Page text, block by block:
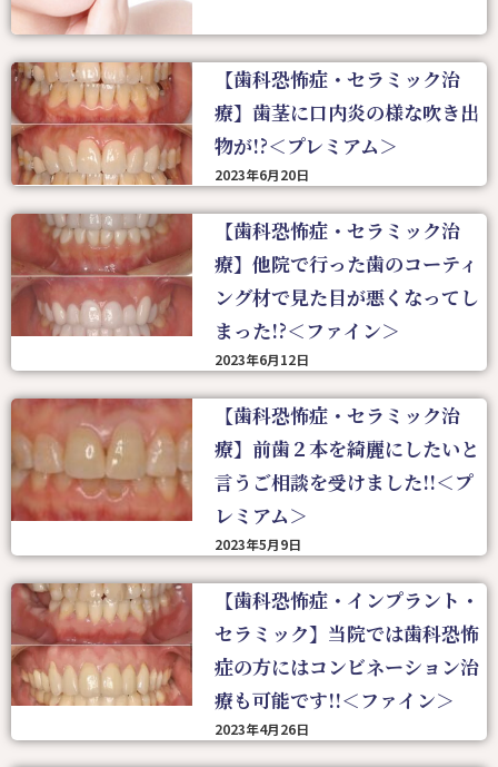
【歯科恐怖症・セラミック治
療】歯茎に口内炎の様な吹き出
物が!?＜プレミアム＞
2023年6月20日
【歯科恐怖症・セラミック治
療】他院で行った歯のコーティ
ング材で見た目が悪くなってし
まった!?＜ファイン＞
2023年6月12日
【歯科恐怖症・セラミック治
療】前歯２本を綺麗にしたいと
言うご相談を受けました!!＜プ
レミアム＞
2023年5月9日
【歯科恐怖症・インプラント・
セラミック】当院では歯科恐怖
症の方にはコンビネーション治
療も可能です!!＜ファイン＞
2023年4月26日